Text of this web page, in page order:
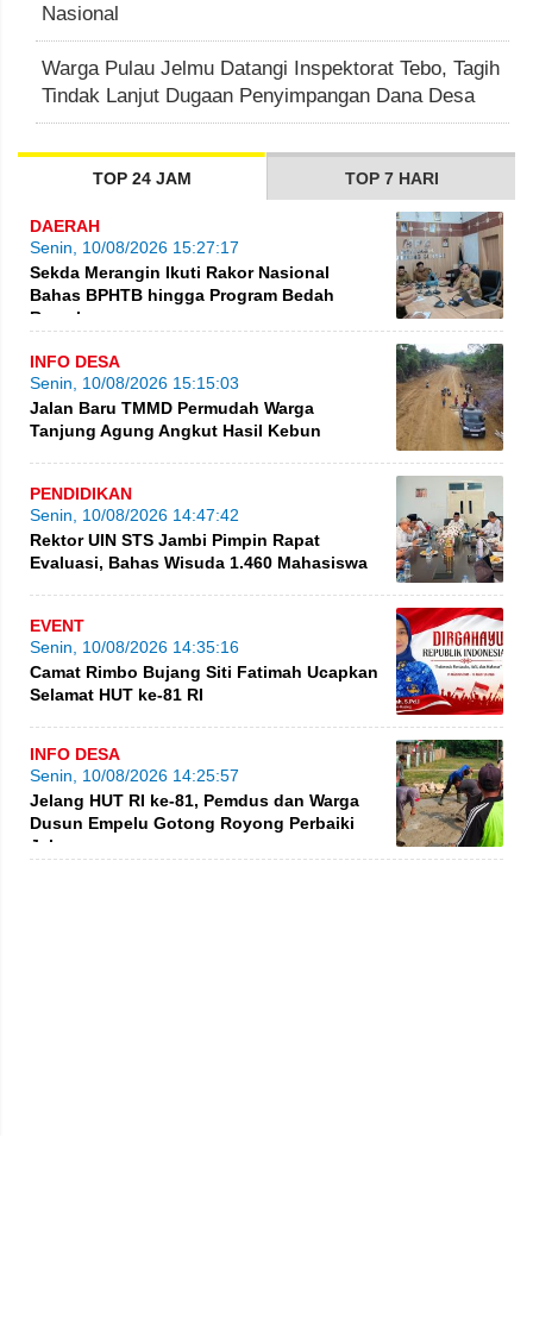
Nasional
Warga Pulau Jelmu Datangi Inspektorat Tebo, Tagih
Tindak Lanjut Dugaan Penyimpangan Dana Desa
TOP 24 JAM TOP 7 HARI
DAERAH
Senin, 10/08/2026 15:27:17
Sekda Merangin Ikuti Rakor Nasional
Bahas BPHTB hingga Program Bedah
Rumah
INFO DESA
Senin, 10/08/2026 15:15:03
Jalan Baru TMMD Permudah Warga
Tanjung Agung Angkut Hasil Kebun
PENDIDIKAN
Senin, 10/08/2026 14:47:42
Rektor UIN STS Jambi Pimpin Rapat
Evaluasi, Bahas Wisuda 1.460 Mahasiswa
EVENT
Senin, 10/08/2026 14:35:16
Camat Rimbo Bujang Siti Fatimah Ucapkan
Selamat HUT ke-81 RI
INFO DESA
Senin, 10/08/2026 14:25:57
Jelang HUT RI ke-81, Pemdus dan Warga
Dusun Empelu Gotong Royong Perbaiki
Jalan